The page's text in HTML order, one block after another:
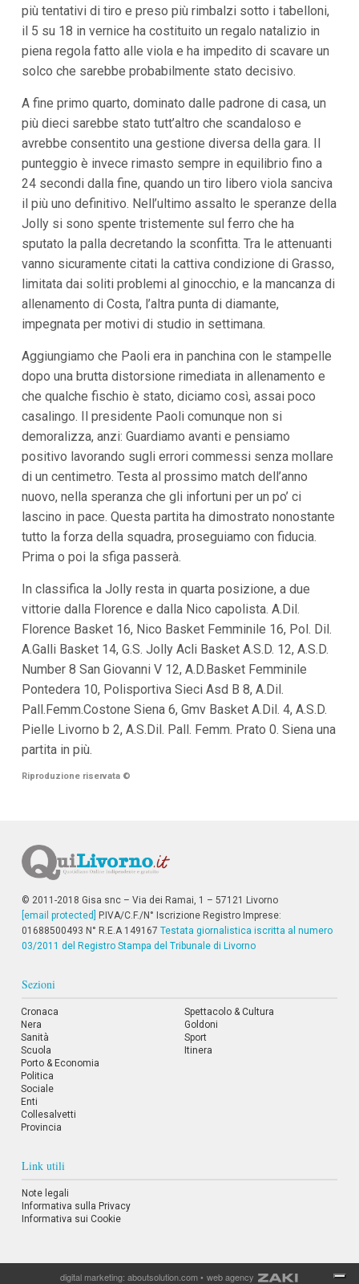
più tentativi di tiro e preso più rimbalzi sotto i tabelloni,
il 5 su 18 in vernice ha costituito un regalo natalizio in
piena regola fatto alle viola e ha impedito di scavare un
solco che sarebbe probabilmente stato decisivo.
A fine primo quarto, dominato dalle padrone di casa, un
più dieci sarebbe stato tutt’altro che scandaloso e
avrebbe consentito una gestione diversa della gara. Il
punteggio è invece rimasto sempre in equilibrio fino a
24 secondi dalla fine, quando un tiro libero viola sanciva
il più uno definitivo. Nell’ultimo assalto le speranze della
Jolly si sono spente tristemente sul ferro che ha
sputato la palla decretando la sconfitta. Tra le attenuanti
vanno sicuramente citati la cattiva condizione di Grasso,
limitata dai soliti problemi al ginocchio, e la mancanza di
allenamento di Costa, l’altra punta di diamante,
impegnata per motivi di studio in settimana.
Aggiungiamo che Paoli era in panchina con le stampelle
dopo una brutta distorsione rimediata in allenamento e
che qualche fischio è stato, diciamo così, assai poco
casalingo. Il presidente Paoli comunque non si
demoralizza, anzi: Guardiamo avanti e pensiamo
positivo lavorando sugli errori commessi senza mollare
di un centimetro. Testa al prossimo match dell’anno
nuovo, nella speranza che gli infortuni per un po’ ci
lascino in pace. Questa partita ha dimostrato nonostante
tutto la forza della squadra, proseguiamo con fiducia.
Prima o poi la sfiga passerà.
In classifica la Jolly resta in quarta posizione, a due
vittorie dalla Florence e dalla Nico capolista. A.Dil.
Florence Basket 16, Nico Basket Femminile 16, Pol. Dil.
A.Galli Basket 14, G.S. Jolly Acli Basket A.S.D. 12, A.S.D.
Number 8 San Giovanni V 12, A.D.Basket Femminile
Pontedera 10, Polisportiva Sieci Asd B 8, A.Dil.
Pall.Femm.Costone Siena 6, Gmv Basket A.Dil. 4, A.S.D.
Pielle Livorno b 2, A.S.Dil. Pall. Femm. Prato 0. Siena una
partita in più.
Riproduzione riservata ©
© 2011-2018 Gisa snc – Via dei Ramai, 1 – 57121 Livorno
[email protected]
P.IVA/C.F./N° Iscrizione Registro Imprese:
01688500493 N° R.E.A 149167 Testata giornalistica iscritta al numero
03/2011 del Registro Stampa del Tribunale di Livorno
Sezioni
Cronaca
Nera
Sanità
Scuola
Porto & Economia
Politica
Sociale
Enti
Collesalvetti
Provincia
Spettacolo & Cultura
Goldoni
Sport
Itinera
Link utili
Note legali
Informativa sulla Privacy
Informativa sui Cookie
digital marketing:aboutsolution.com•web agency